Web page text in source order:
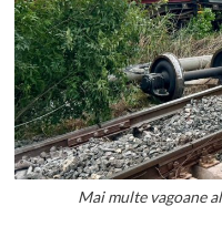
Mai multe vagoane